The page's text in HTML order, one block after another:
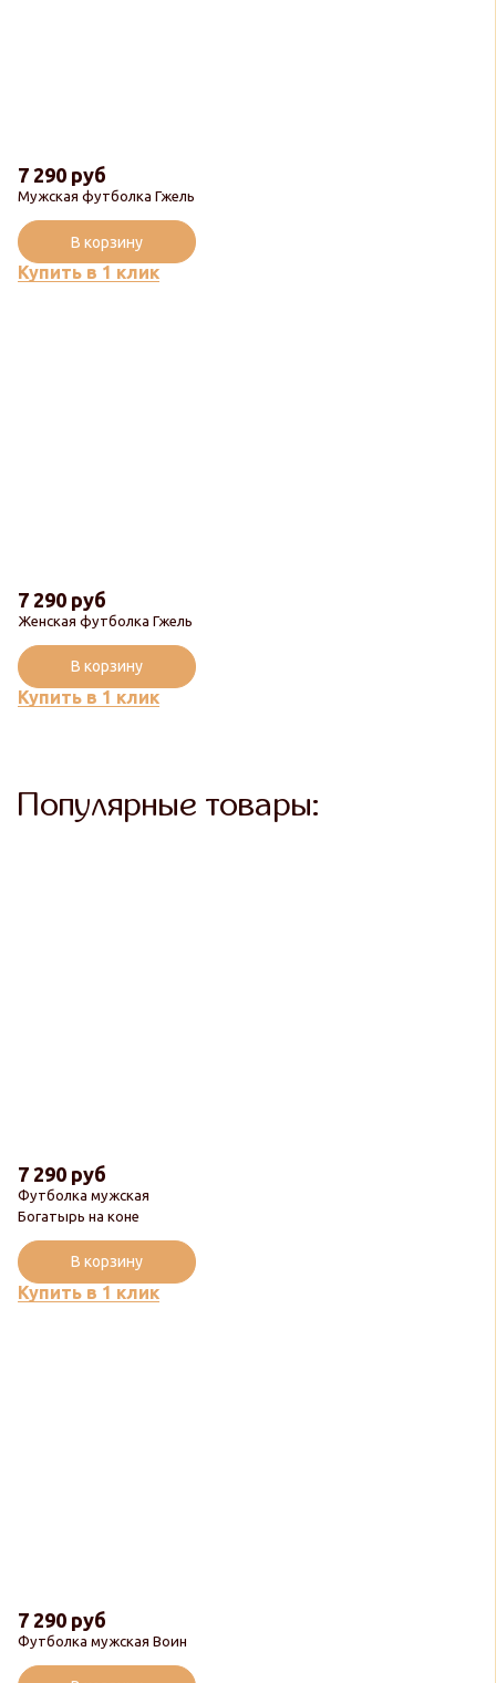
Мужская футболка Гжель
7 290 руб
Купить в 1 клик
В корзину
Женская футболка Гжель
7 290 руб
Купить в 1 клик
В корзину
Популярные товары:
Футболка мужская
Богатырь на коне
7 290 руб
Купить в 1 клик
В корзину
Футболка мужская Воин
7 290 руб